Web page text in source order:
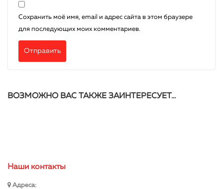
Сохранить моё имя, email и адрес сайта в этом браузере
для последующих моих комментариев.
ВОЗМОЖНО ВАС ТАКЖЕ ЗАИНТЕРЕСУЕТ…
Наши контакты
Адреса: